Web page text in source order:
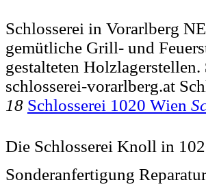
Schlosserei in Vorarlberg
gemütliche Grill- und
gestalteten Holzlagerstellen.
schlosserei-vorarlberg.at
18 Schlosserei 1020 Wien
Die Schlosserei Knoll in
Sonderanfertigung